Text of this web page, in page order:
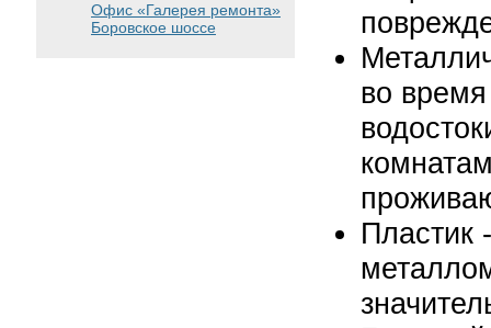
Офис «Галерея ремонта»
Боровское шоссе
во
Пластик